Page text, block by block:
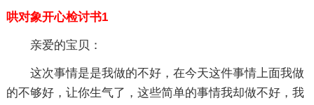
哄对象开心检讨书1
亲爱的宝贝：
这次事情是是我做的不好，在今天这件事情上面我做
的不够好，让你生气了，这些简单的事情我却做不好，我